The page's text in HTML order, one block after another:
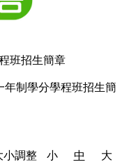
班招生簡章
年制學分學程班招生簡
小調整 小 中 大